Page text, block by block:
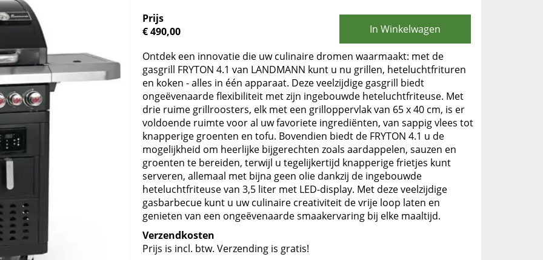
Prijs
€ 490,00
In Winkelwagen
Ontdek een innovatie die uw culinaire dromen waarmaakt: met de
gasgrill FRYTON 4.1 van LANDMANN kunt u nu grillen, heteluchtfrituren
en koken - alles in één apparaat. Deze veelzijdige gasgrill biedt
ongeëvenaarde flexibiliteit met zijn ingebouwde heteluchtfriteuse. Met
drie ruime grillroosters, elk met een grilloppervlak van 65 x 40 cm, is er
voldoende ruimte voor al uw favoriete ingrediënten, van sappig vlees tot
knapperige groenten en tofu. Bovendien biedt de FRYTON 4.1 u de
mogelijkheid om heerlijke bijgerechten zoals aardappelen, sauzen en
groenten te bereiden, terwijl u tegelijkertijd knapperige frietjes kunt
serveren, allemaal met bijna geen olie dankzij de ingebouwde
heteluchtfriteuse van 3,5 liter met LED-display. Met deze veelzijdige
gasbarbecue kunt u uw culinaire creativiteit de vrije loop laten en
genieten van een ongeëvenaarde smaakervaring bij elke maaltijd.
Verzendkosten
Prijs is incl. btw. Verzending is gratis!